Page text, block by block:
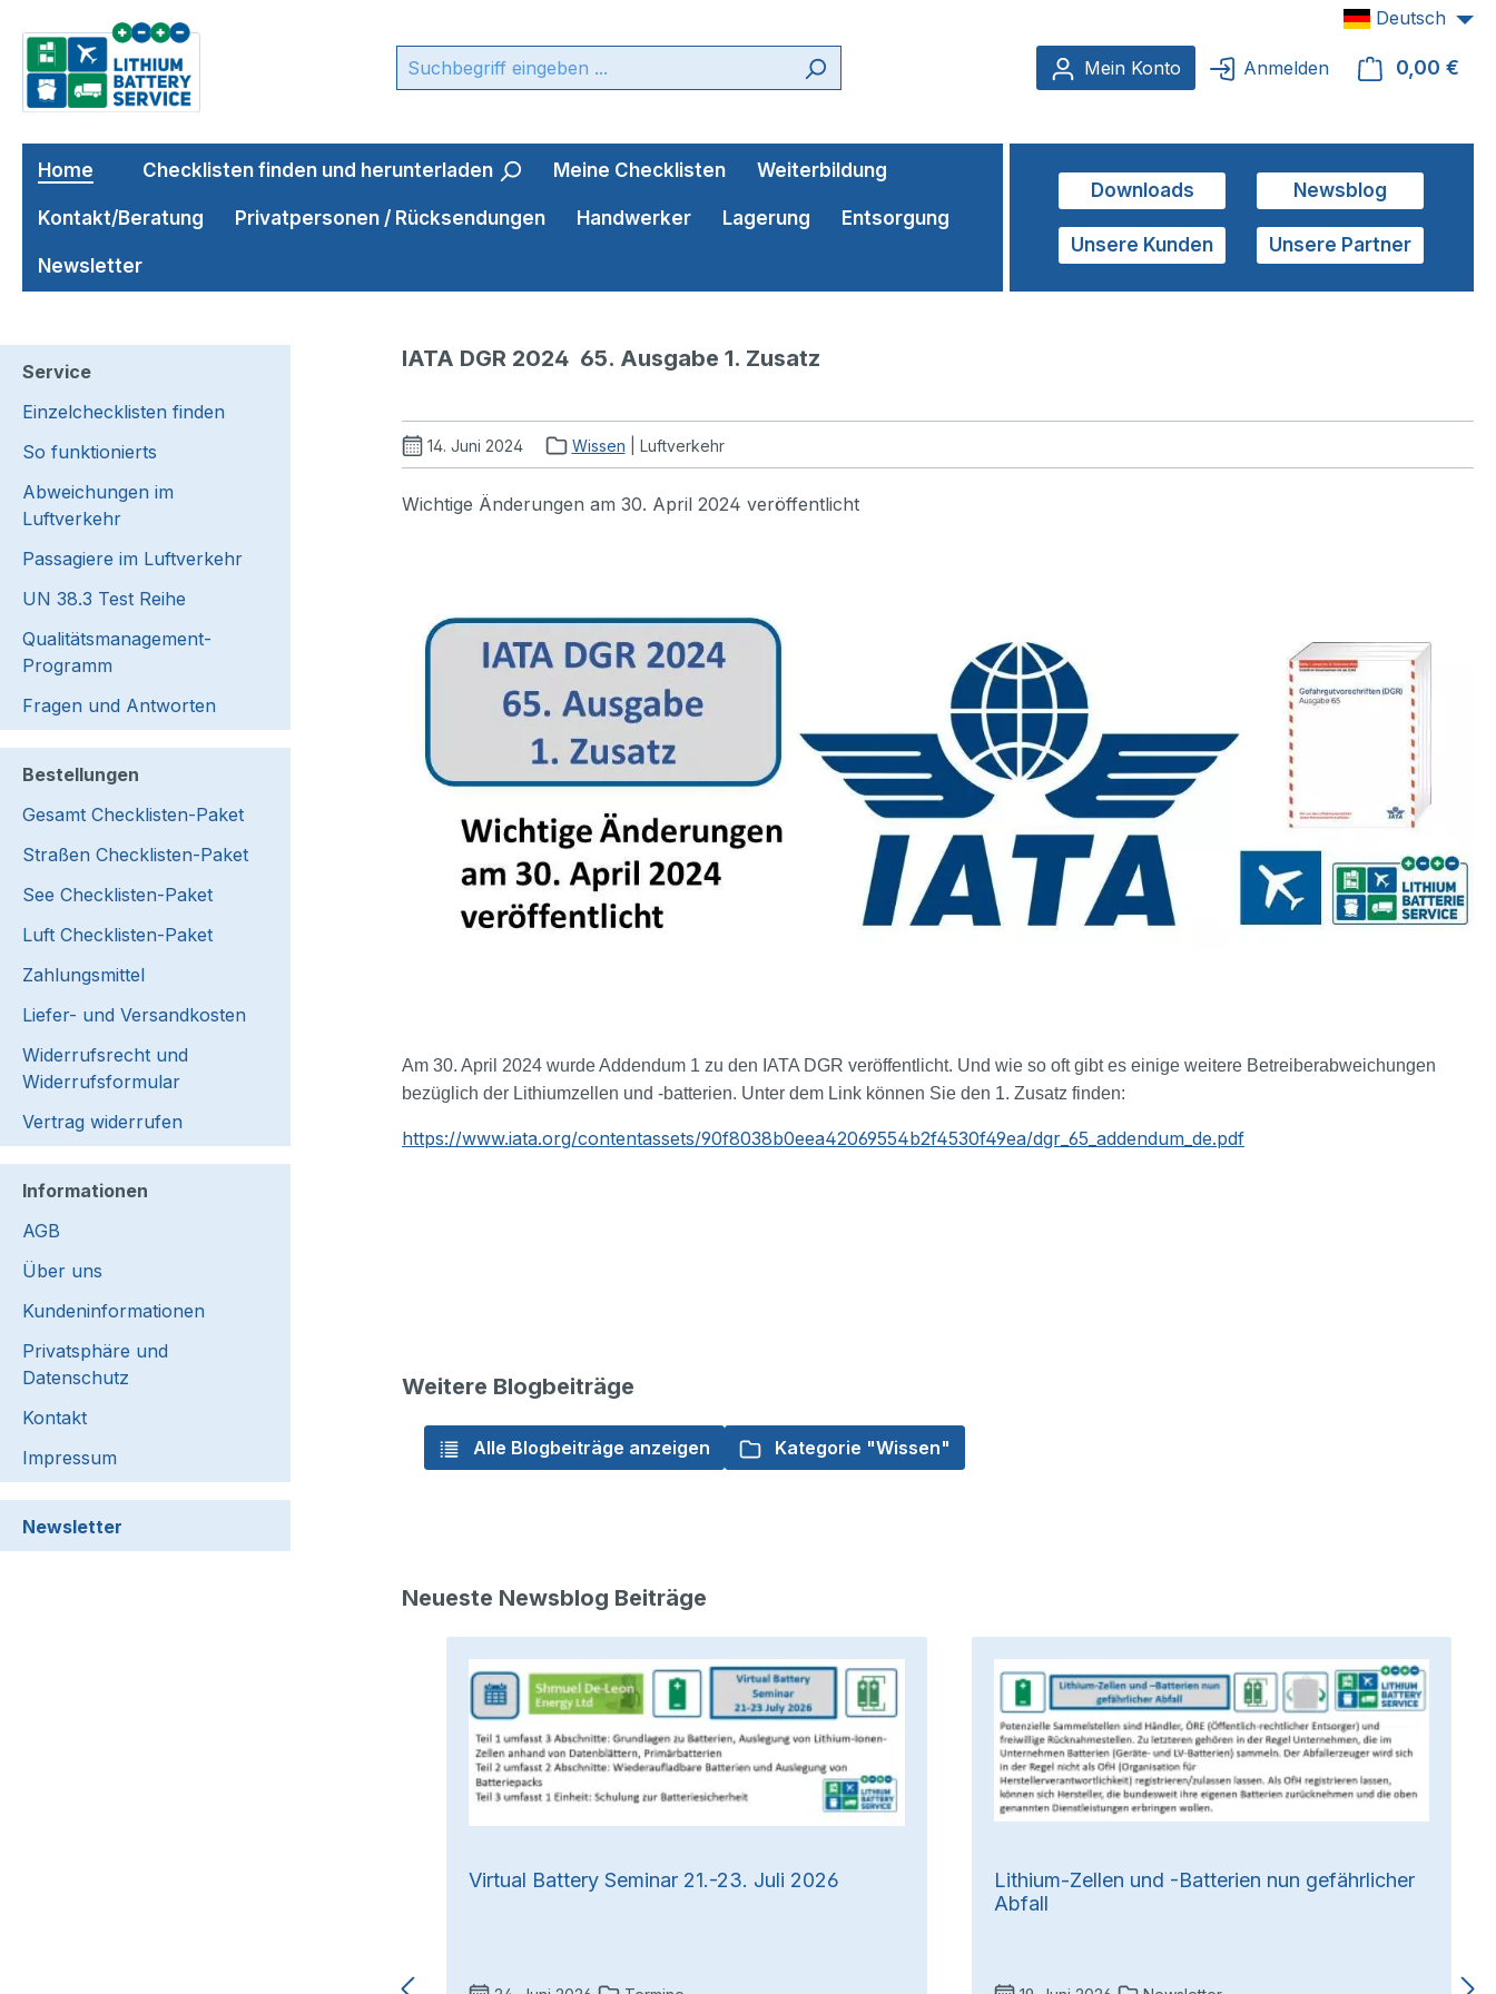
Hauptinhalt springen
Zur Suche springen
Zur Hauptnavigation springen
Mein Konto
Anmelden 0,00 €
Deutsch
Home Checklisten finden und herunterladen Meine Checklisten Weiterbildung
Kontakt/Beratung Privatpersonen / Rücksendungen Handwerker Lagerung Entsorgung
Newsletter
Downloads Newsblog
Unsere Kunden Unsere Partner
Service
Einzelchecklisten finden
So funktionierts
Abweichungen im
Luftverkehr
Passagiere im Luftverkehr
UN 38.3 Test Reihe
Qualitätsmanagement-
Programm
Fragen und Antworten
Bestellungen
Gesamt Checklisten-Paket
Straßen Checklisten-Paket
See Checklisten-Paket
Luft Checklisten-Paket
Zahlungsmittel
Liefer- und Versandkosten
Widerrufsrecht und
Widerrufsformular
Vertrag widerrufen
Informationen
AGB
Über uns
Kundeninformationen
Privatsphäre und
Datenschutz
Kontakt
Impressum
Newsletter
IATA DGR 2024  65. Ausgabe 1. Zusatz
14. Juni 2024 Wissen | Luftverkehr
Wichtige Änderungen am 30. April 2024 veröffentlicht
Am 30. April 2024 wurde Addendum 1 zu den IATA DGR veröffentlicht. Und wie so oft gibt es einige weitere Betreiberabweichungen
bezüglich der Lithiumzellen und -batterien. Unter dem Link können Sie den 1. Zusatz finden:
https://www.iata.org/contentassets/90f8038b0eea42069554b2f4530f49ea/dgr_65_addendum_de.pdf
Weitere Blogbeiträge
Alle Blogbeiträge anzeigen Kategorie "Wissen"
Neueste Newsblog Beiträge
Virtual Battery Seminar 21.-23. Juli 2026
Lithium-Zellen und -Batterien nun gefährlicher
Abfall